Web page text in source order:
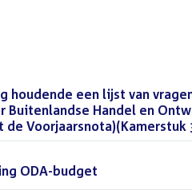
houdende een lijst van
Handel en
de Voorjaarsnota)(Kamerstuk
ODA-budget